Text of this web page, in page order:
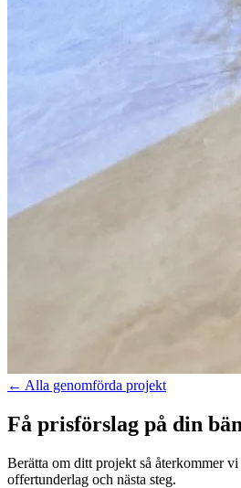
← Alla genomförda projekt
Få prisförslag på din
Berätta om ditt projekt så återkommer
offertunderlag och nästa steg.